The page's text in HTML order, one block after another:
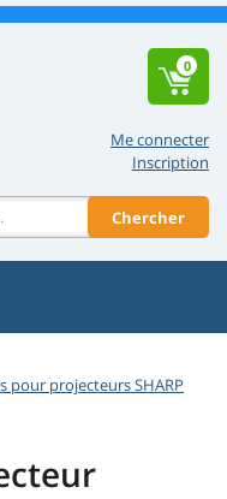
Me connecter
Inscription
Chercher
0
pour projecteurs SHARP